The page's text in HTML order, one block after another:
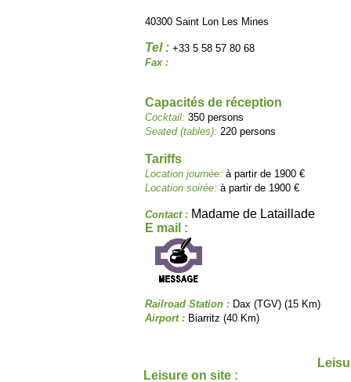
40300 Saint Lon Les Mines
Tel : +33 5 58 57 80 68
Fax :
Capacités de réception
Cocktail: 350 persons
Seated (tables): 220 persons
Tariffs
Location journée: à partir de 1900 €
Location soirée: à partir de 1900 €
Contact : Madame de Lataillade
E mail :
Railroad Station : Dax (TGV) (15 Km)
Airport : Biarritz (40 Km)
Leisure on site :